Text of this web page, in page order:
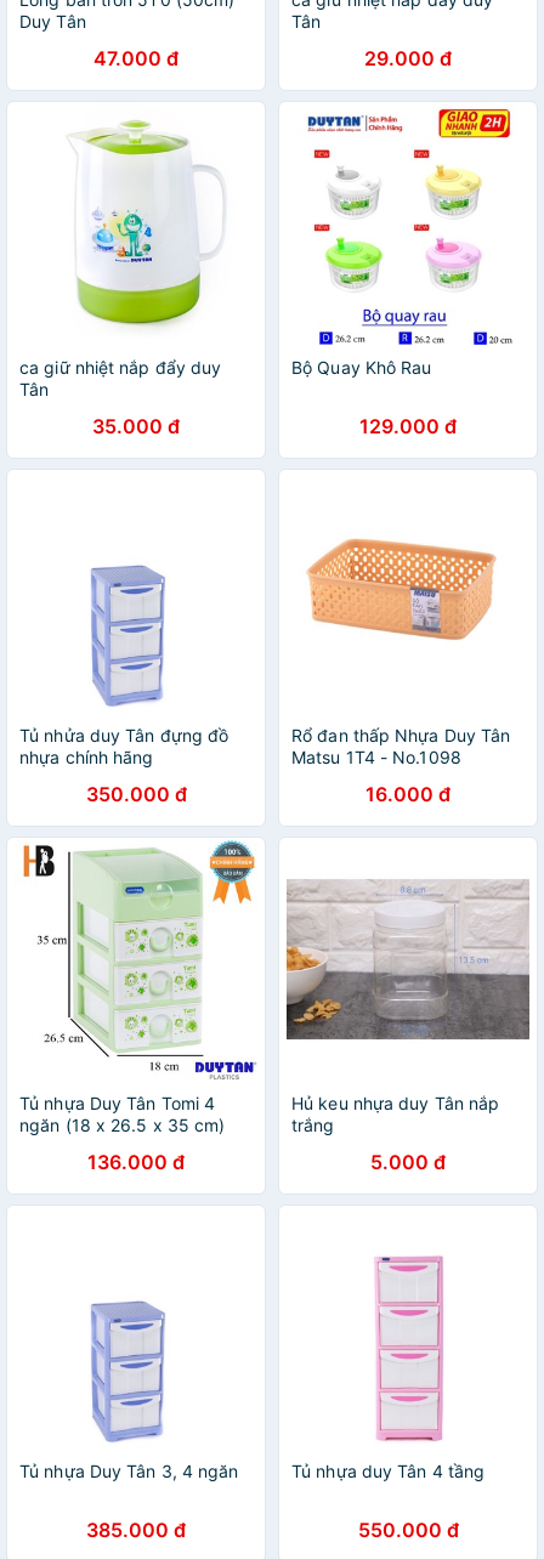
Duy Tân
47.000 đ
Tân
29.000 đ
ca giữ nhiệt nắp đẩy duy
Tân
35.000 đ
Bộ Quay Khô Rau
129.000 đ
Tủ nhửa duy Tân đựng đồ
nhựa chính hãng
350.000 đ
Rổ đan thấp Nhựa Duy Tân
Matsu 1T4 - No.1098
16.000 đ
Tủ nhựa Duy Tân Tomi 4
ngăn (18 x 26.5 x 35 cm)
136.000 đ
Hủ keu nhựa duy Tân nắp
trắng
5.000 đ
Tủ nhựa Duy Tân 3, 4 ngăn
385.000 đ
Tủ nhựa duy Tân 4 tầng
550.000 đ